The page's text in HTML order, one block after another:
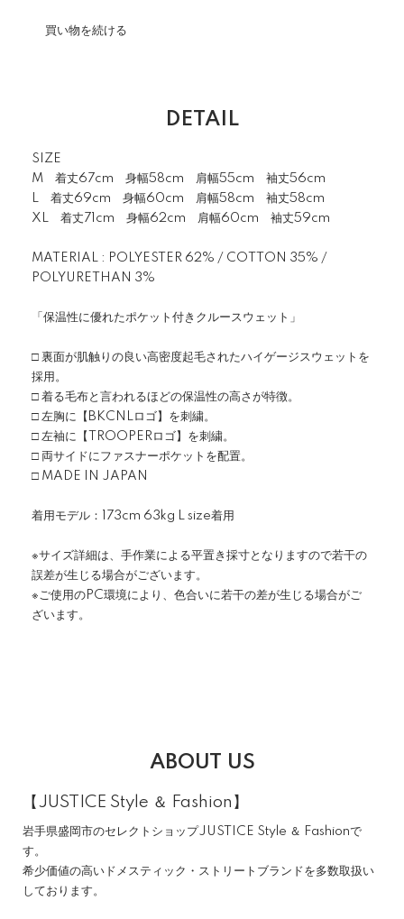
買い物を続ける
DETAIL
SIZE
M 着丈67cm 身幅58cm 肩幅55cm 袖丈56cm
L 着丈69cm 身幅60cm 肩幅58cm 袖丈58cm
XL 着丈71cm 身幅62cm 肩幅60cm 袖丈59cm
MATERIAL : POLYESTER 62% / COTTON 35% /
POLYURETHAN 3%
「保温性に優れたポケット付きクルースウェット」
□ 裏面が肌触りの良い高密度起毛されたハイゲージスウェットを
採用。
□ 着る毛布と言われるほどの保温性の高さが特徴。
□ 左胸に【BKCNLロゴ】を刺繍。
□ 左袖に【TROOPERロゴ】を刺繍。
□ 両サイドにファスナーポケットを配置。
□ MADE IN JAPAN
着用モデル：173cm 63kg L size着用
※サイズ詳細は、手作業による平置き採寸となりますので若干の
誤差が生じる場合がございます。
※ご使用のPC環境により、色合いに若干の差が生じる場合がご
ざいます。
ABOUT US
【JUSTICE Style ＆ Fashion】
岩手県盛岡市のセレクトショップJUSTICE Style ＆ Fashionで
す。
希少価値の高いドメスティック・ストリートブランドを多数取扱い
しております。